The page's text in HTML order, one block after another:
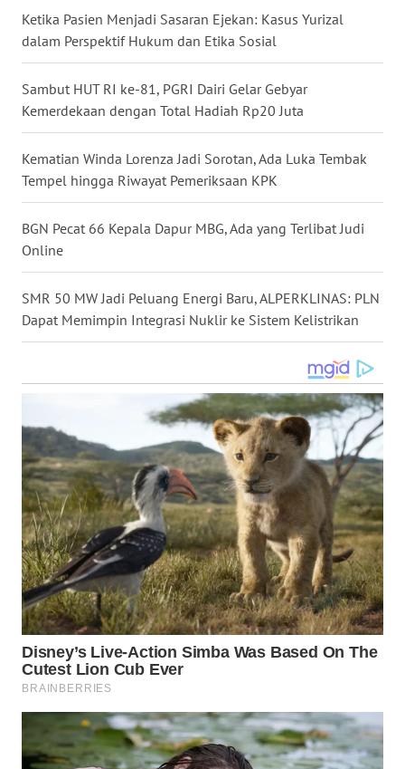
Ketika Pasien Menjadi Sasaran Ejekan: Kasus Yurizal
dalam Perspektif Hukum dan Etika Sosial
Sambut HUT RI ke-81, PGRI Dairi Gelar Gebyar
Kemerdekaan dengan Total Hadiah Rp20 Juta
Kematian Winda Lorenza Jadi Sorotan, Ada Luka Tembak
Tempel hingga Riwayat Pemeriksaan KPK
BGN Pecat 66 Kepala Dapur MBG, Ada yang Terlibat Judi
Online
SMR 50 MW Jadi Peluang Energi Baru, ALPERKLINAS: PLN
Dapat Memimpin Integrasi Nuklir ke Sistem Kelistrikan
WN
NUSANTARA
WN
JOGJA
WN
JATIM
WN
BALI
WN
WN
KALTARA
WN
KALSEL
WN
KALTIM
WN
SULSEL
WN
GORONTALO
WN